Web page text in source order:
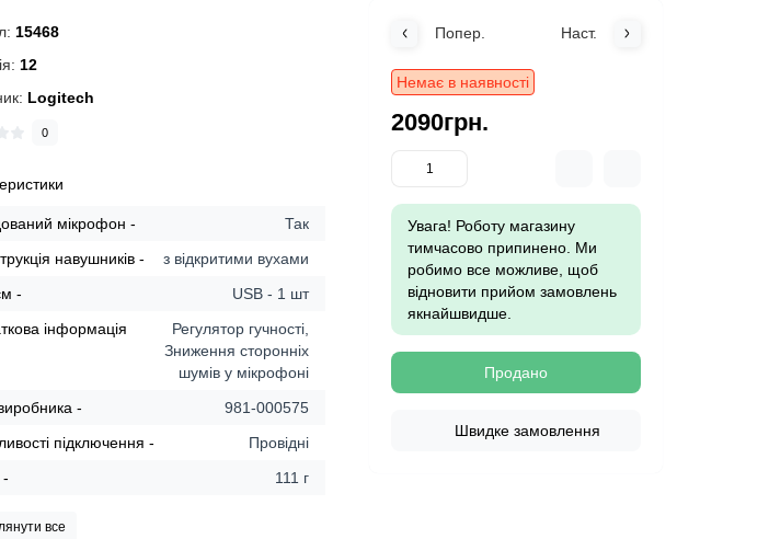
15468
12
Logitech
0
мікрофон -
Так
навушників -
з відкритими вухами
-
USB - 1 шт
інформація
Регулятор гучності,
Зниження сторонніх
шумів у мікрофоні
-
981-000575
підключення -
Провідні
-
111 г
все
Попер. Наст.
Немає в наявності
2090грн.
Увага! Роботу магазину
тимчасово припинено. Ми
робимо все можливе, щоб
відновити прийом замовлень
якнайшвидше.
Продано
Швидке замовлення